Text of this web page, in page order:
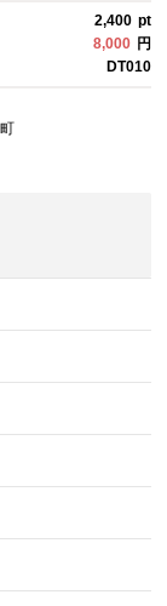
2,400 pt
8,000 円
DT010